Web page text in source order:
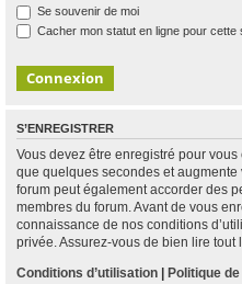
Se souvenir de moi
Cacher mon statut en ligne pour cette
S’ENREGISTRER
Vous devez être enregistré pour
que quelques secondes et augmente
forum peut également accorder des
membres du forum. Avant de vous
connaissance de nos conditions
privée. Assurez-vous de bien lire tout
Conditions d’utilisation | Politique